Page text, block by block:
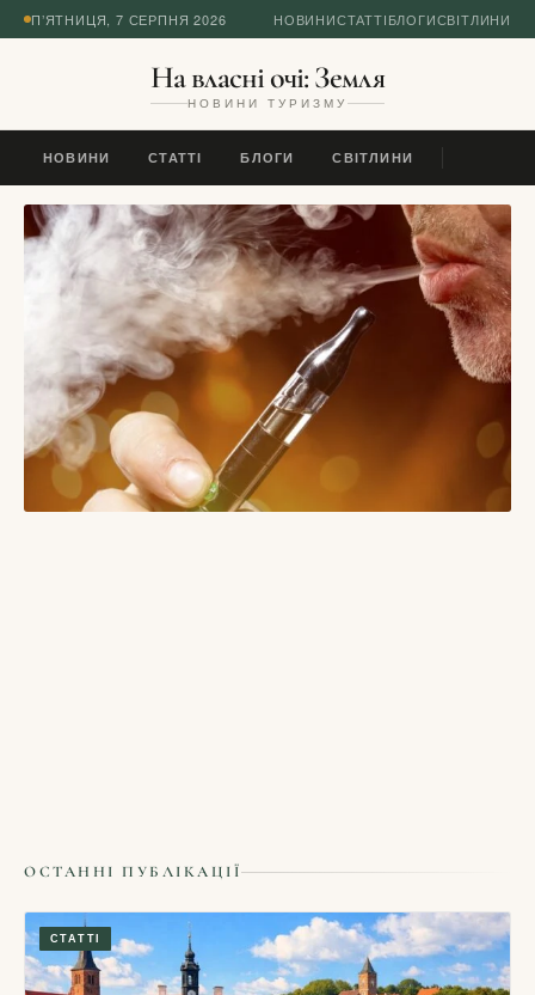
П’ЯТНИЦЯ, 7 СЕРПНЯ 2026 НОВИНИСТАТТІБЛОГИСВІТЛИНИ
На власні очі: Земля
НОВИНИ ТУРИЗМУ
НОВИНИ СТАТТІ БЛОГИ СВІТЛИНИ
ОСТАННІ ПУБЛІКАЦІЇ
СТАТТІ